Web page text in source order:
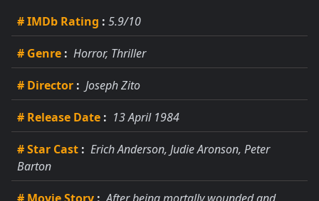
# IMDb Rating : 5.9/10
# Genre : Horror, Thriller
# Director : Joseph Zito
# Release Date : 13 April 1984
# Star Cast : Erich Anderson, Judie Aronson, Peter
Barton